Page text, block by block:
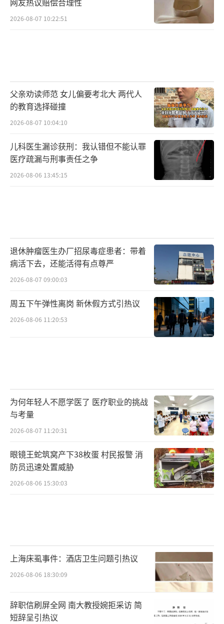
2026-08-07 10:22:51
父亲劝读师范 女儿偏要考北大 两代人
的教育选择碰撞
2026-08-07 10:04:10
儿科医生漏诊获刑：我认错但不能认罪
医疗疏漏与刑事责任之争
2026-08-06 13:45:15
退休肿瘤医生办厂招尿毒症患者：带着
病活下去，还能活得有点尊严
2026-08-07 09:00:03
周五下午弹性离岗 新休假方式引热议
2026-08-06 11:20:53
为何年轻人不愿学医了 医疗职业的挑战
与考量
2026-08-07 11:20:31
眼镜王蛇筑窝产下38枚蛋 村民报警 消
防员迅速处置威胁
2026-08-06 15:30:03
上海床虱事件：酒店卫生问题引热议
2026-08-06 18:30:09
辞职信刷屏全网 南大教授婉拒采访 简
短辞呈引热议